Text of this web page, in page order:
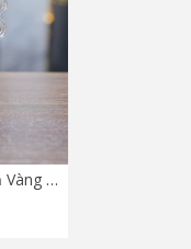
Đồng Xu Trống Đồng Taplo Mạ Vàng 24K